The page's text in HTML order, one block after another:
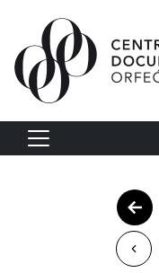
Vés al contingut
Navegació